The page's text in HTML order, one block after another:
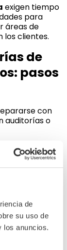
de
su uso de
los anuncios.
exigen tiempo
para
áreas de
los clientes.
de
pasos
con
auditorías o
los
contratos,
y todas las